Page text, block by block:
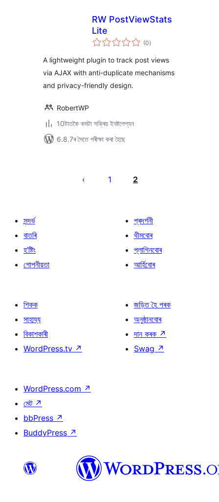
RW PostViewStats
Lite
(0টা
মুঠ)
A lightweight plugin to track post views
via AJAX with anti-duplicate mechanisms
and privacy-friendly design.
RobertWP
10টাতকৈ কমটা সক্ৰিয় ইনষ্টলেশ্যন
6.8.7ৰ সৈতে পৰীক্ষা কৰা হৈছে
1 2
সন্দৰ্ভ
বাতৰি
হ’ষ্টিং
গোপনীয়তা
প্ৰদৰ্শনী
থীমবোৰ
প্লাগিনবোৰ
আৰ্হিবোৰ
শিকক
সাহায্য
বিকাশকাৰী
WordPress.tv ↗
জড়িত হৈ পৰক
অনুষ্ঠানবোৰ
দান কৰক ↗
Swag ↗
WordPress.com ↗
মেট ↗
bbPress ↗
BuddyPress ↗